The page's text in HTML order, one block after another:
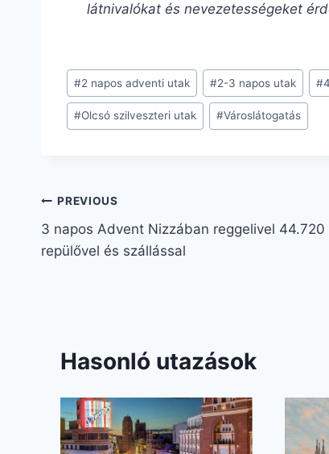
látnivalókat és nevezetességeket
#2 napos adventi utak #2-3 napos utak #
#Olcsó szilveszteri utak #Városlátogatás
PREVIOUS
3 napos Advent Nizzában reggelivel
repülővel és szállással
Hasonló utazások